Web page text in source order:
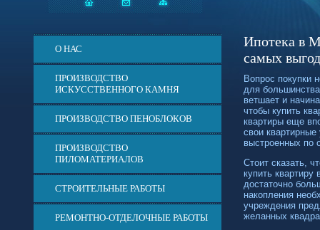
О НАС
ПРОИЗВОДСТВО
ИСКУССТВЕННОГО КАМНЯ
ПРОИЗВОДСТВО ПЕНОБЛОКОВ
ПРОИЗВОДСТВО
ПИЛОМАТЕРИАЛОВ
СТРОИТЕЛЬНЫЕ РАБОТЫ
РЕМОНТНО-ОТДЕЛОЧНЫЕ РАБОТЫ
Ипотека в
самых
Вопрос покупки
для
ветшает и
чтобы купить
квартиры еще
свои
выстроенных по
Стоит сказать,
купить
достаточно
накопления
учреждения
желанных